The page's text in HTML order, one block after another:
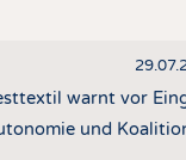
warnt vor
und